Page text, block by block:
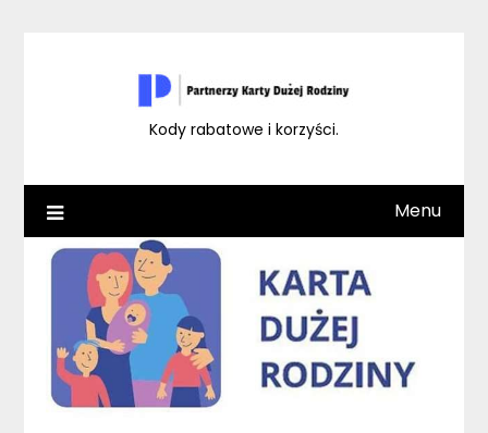
Kody rabatowe i korzyści.
Menu